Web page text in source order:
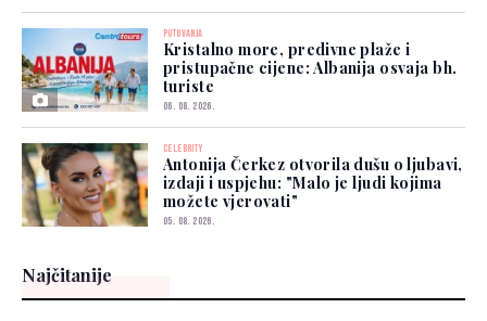
PUTOVANJA
Kristalno more, predivne plaže i
pristupačne cijene: Albanija osvaja bh.
turiste
06. 08. 2026.
CELEBRITY
Antonija Čerkez otvorila dušu o ljubavi,
izdaji i uspjehu: "Malo je ljudi kojima
možete vjerovati"
05. 08. 2026.
Najčitanije